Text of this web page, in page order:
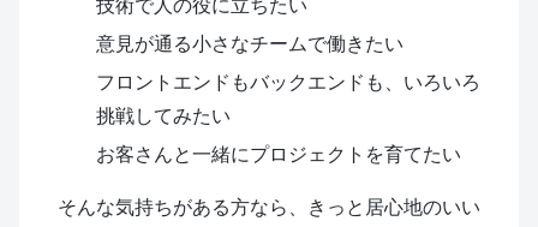
技術で人の役に立ちたい
意見が通る小さなチームで働きたい
フロントエンドもバックエンドも、いろいろ
挑戦してみたい
お客さんと一緒にプロジェクトを育てたい
そんな気持ちがある方なら、きっと居心地のいい